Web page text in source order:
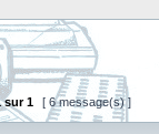
sur1 [ 6 message(s) ]